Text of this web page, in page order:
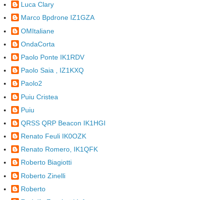
Luca Clary
Marco Bpdrone IZ1GZA
OMItaliane
OndaCorta
Paolo Ponte IK1RDV
Paolo Saia , IZ1KXQ
Paolo2
Puiu Cristea
Puiu
QRSS QRP Beacon IK1HGI
Renato Feuli IK0OZK
Renato Romero, IK1QFK
Roberto Biagiotti
Roberto Zinelli
Roberto